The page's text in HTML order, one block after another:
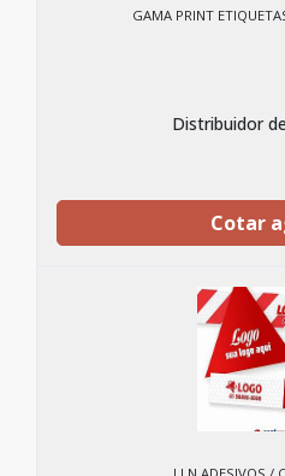
GAMA PRINT
Distribuidor
Cotar